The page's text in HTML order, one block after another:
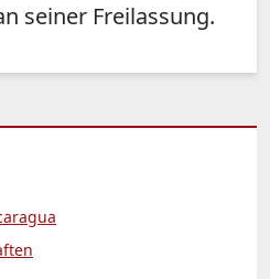
seiner Freilassung.